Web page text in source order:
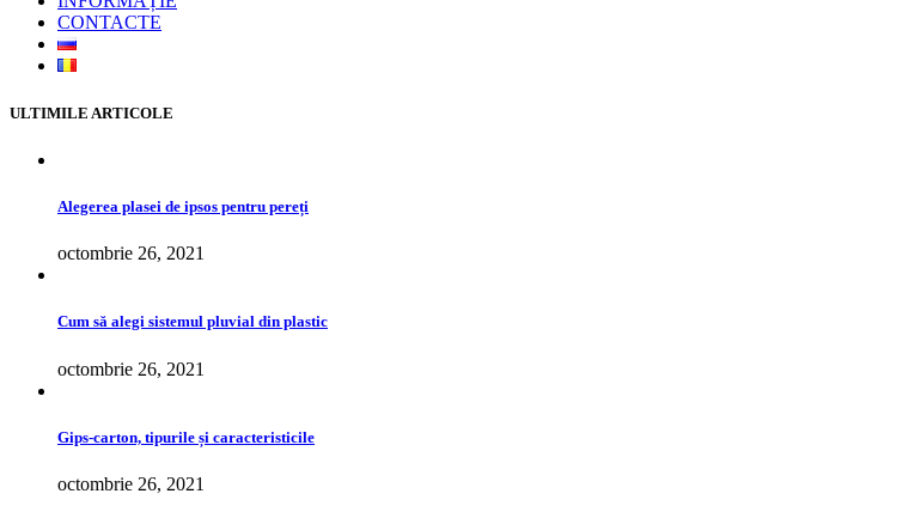
CONTACTE
ULTIMILE ARTICOLE
Alegerea plasei de ipsos pentru pereți
octombrie 26, 2021
Cum să alegi sistemul pluvial din plastic
octombrie 26, 2021
Gips-carton, tipurile și caracteristicile
octombrie 26, 2021